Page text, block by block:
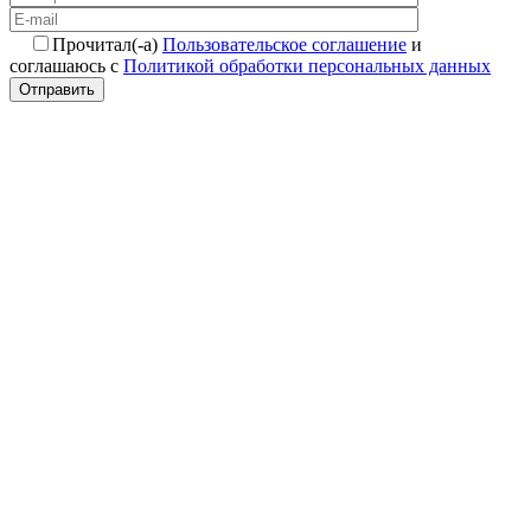
Прочитал(-а) Пользовательское соглашение и
соглашаюсь с Политикой обработки персональных данных
Отправить